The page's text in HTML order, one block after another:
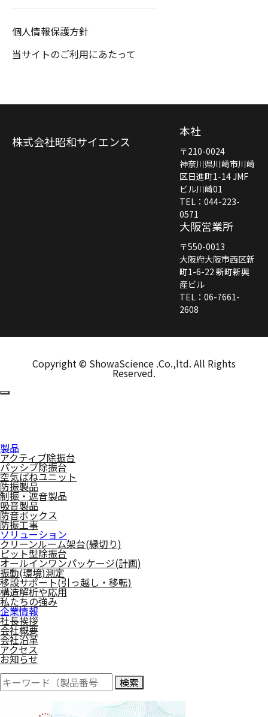
個人情報保護方針
当サイトのご利用にあたって
株式会社昭和サイエンス
本社
〒210-0024
神奈川県川崎市川崎
区日進町1-14 JMF
ビル川崎01
TEL：044-223-
0571
大阪営業所
〒550-0013
大阪府大阪市西区新
町1-6-22 新町新興
産ビル
TEL：06-7661-
2608
Copyright © ShowaScience .Co.,ltd. All Rights
Reserved.
製品
アクティブ除振台
パッシブ除振台
空気ばねユニット
防振製品
制振・遮音製品
吸音製品
防音ボックス
防振工事
ソリューション
クリーンルーム架台(縁切り)
ピット型除振台
オールインワンパッケージ(計画)
振動(環境)測定
移設サポート(引っ越し・移転)
構造解析や応用
私たちの強み
企業情報
社長挨拶
会社概要
会社沿革
アクセス
お知らせ
検索